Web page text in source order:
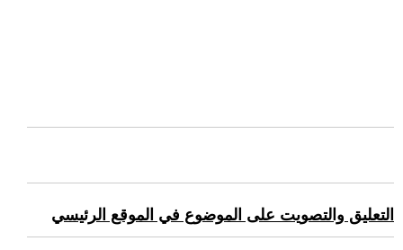
التعليق والتصويت على الموضوع في الموقع الرئيسي